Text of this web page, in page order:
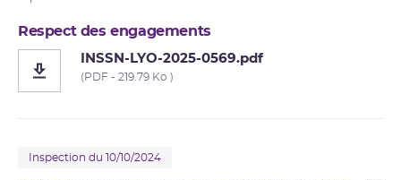
Respect des engagements
INSSN-LYO-2025-0569.pdf
(PDF - 219.79 Ko )
Inspection du 10/10/2024